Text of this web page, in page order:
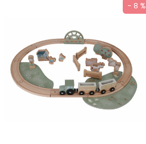
- 8 %